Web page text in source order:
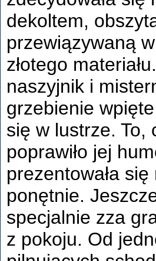
dekoltem,
przewiązywaną
złotego
naszyjnik i
grzebienie wpięte
się w lustrze. To,
poprawiło jej
prezentowała
ponętnie.
specjalnie zza
z pokoju. Od